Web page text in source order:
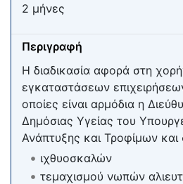
2 μήνες
Περιγραφή
Η διαδικασία αφορά στη
εγκαταστάσεων
οποίες είναι αρμόδια η
Δημόσιας Υγείας του
Ανάπτυξης και Τροφίμων και
ιχθυοσκαλών
τεμαχισμού νωπών